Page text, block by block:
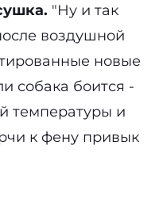
"Ну и так
воздушной
новые
собака боится -
температуры и
к фену привык